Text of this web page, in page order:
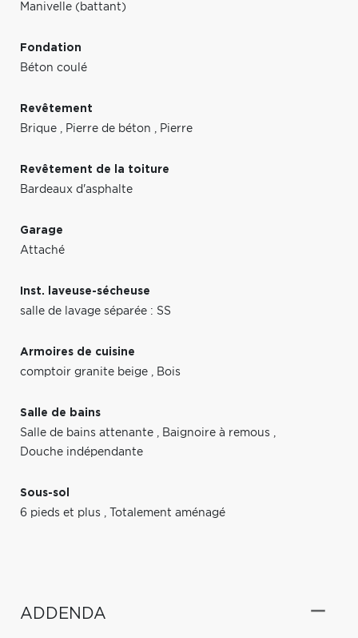
Manivelle (battant)
Fondation
Béton coulé
Revêtement
Brique , Pierre de béton , Pierre
Revêtement de la toiture
Bardeaux d'asphalte
Garage
Attaché
Inst. laveuse-sécheuse
salle de lavage séparée : SS
Armoires de cuisine
comptoir granite beige , Bois
Salle de bains
Salle de bains attenante , Baignoire à remous ,
Douche indépendante
Sous-sol
6 pieds et plus , Totalement aménagé
ADDENDA